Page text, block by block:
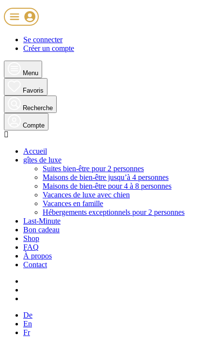
Se connecter
Créer un compte
Menu
Favoris
Recherche
Compte
Accueil
gîtes de luxe
Suites bien-être pour 2 personnes
Maisons de bien-être jusqu’à 4 personnes
Maisons de bien-être pour 4 à 8 personnes
Vacances de luxe avec chien
Vacances en famille
Hébergements exceptionnels pour 2 personnes
Last-Minute
Bon cadeau
Shop
FAQ
À propos
Contact
De
En
Fr